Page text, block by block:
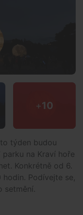
+10
týden budou
na Kraví hoře
Konkrétně od 6.
Podívejte se,
setmění.